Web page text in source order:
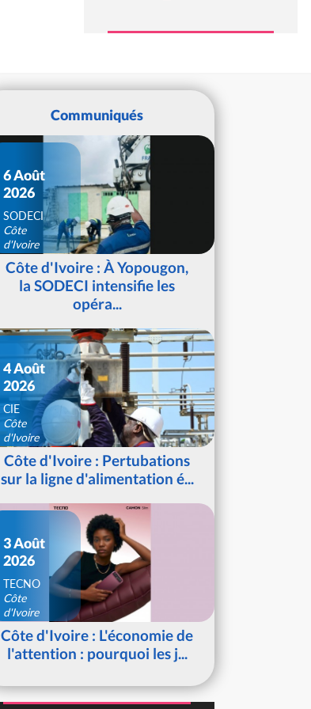
Communiqués
6 Août
2026
SODECI
Côte
d'Ivoire
Côte d'Ivoire : À Yopougon,
la SODECI intensifie les
opéra...
4 Août
2026
CIE
Côte
d'Ivoire
Côte d'Ivoire : Pertubations
sur la ligne d'alimentation é...
3 Août
2026
TECNO
Côte
d'Ivoire
Côte d'Ivoire : L'économie de
l'attention : pourquoi les j...